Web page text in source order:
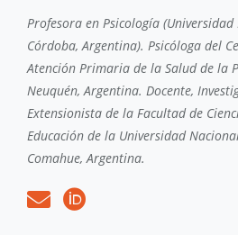
Profesora en Psicología
Córdoba, Argentina). Psicóloga del
Atención Primaria de la Salud de la
Neuquén, Argentina. Docente,
Extensionista de la Facultad de
Educación de la Universidad
Comahue, Argentina.